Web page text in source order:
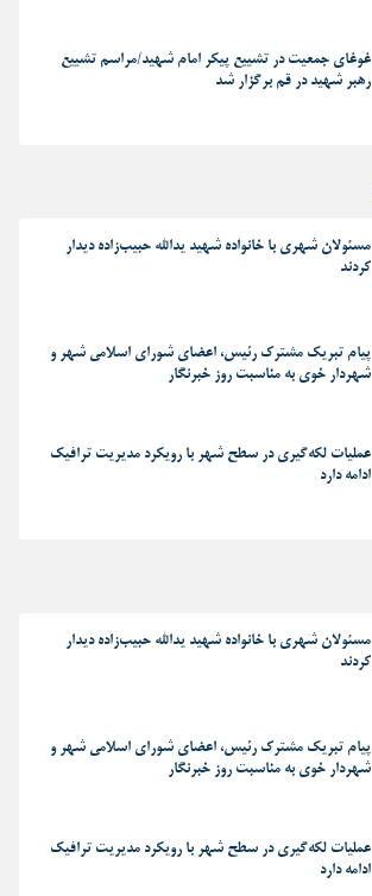
غوغای جمعیت در تشییع پیکر امام شهید/مراسم تشییع
رهبر شهید در قم برگزار شد
مسئولان شهری با خانواده شهید یدالله حبیب‌زاده دیدار
کردند
پیام تبریک مشترک رئیس، اعضای شورای اسلامی شهر و
شهردار خوی به مناسبت روز خبرنگار
عملیات لکه‌گیری در سطح شهر با رویکرد مدیریت ترافیک
ادامه دارد
مسئولان شهری با خانواده شهید یدالله حبیب‌زاده دیدار
کردند
پیام تبریک مشترک رئیس، اعضای شورای اسلامی شهر و
شهردار خوی به مناسبت روز خبرنگار
عملیات لکه‌گیری در سطح شهر با رویکرد مدیریت ترافیک
ادامه دارد